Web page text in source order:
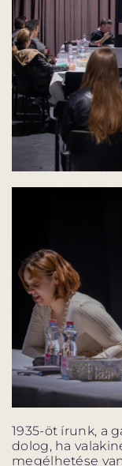
DRÁMA E-
STÁB
1935-öt írunk, a
dolog, ha
megélhetése